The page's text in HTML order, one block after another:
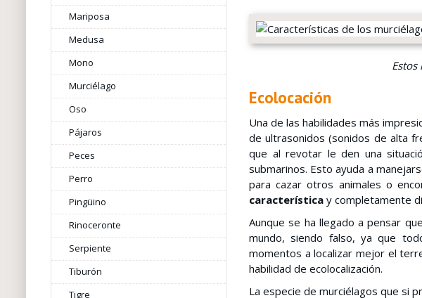
Mariposa
Medusa
Mono
Murciélago
Oso
Pájaros
Peces
Perro
Pingüino
Rinoceronte
Serpiente
Tiburón
Tigre
Ecolocación
Una de las habilidades más
de ultrasonidos (sonidos de alta
que al revotar le den una
submarinos. Esto ayuda a
para cazar otros animales o
característicay completamente
Aunque se ha llegado a pensar
mundo, siendo falso, ya que
momentos a localizar mejor el
habilidad de ecolocalización.
La especie de murciélagos que si